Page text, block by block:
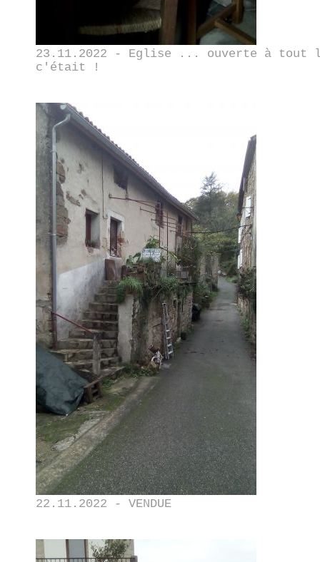
23.11.2022 - Eglise ... ouverte à tout
c'était !
22.11.2022 - VENDUE